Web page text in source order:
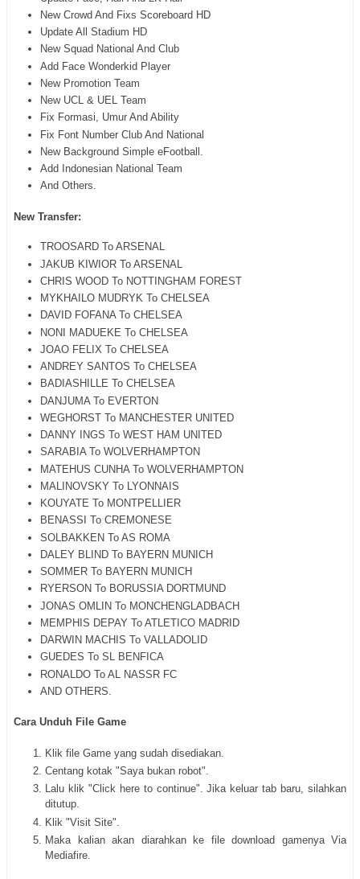
New Crowd And Fixs Scoreboard HD
Update All Stadium HD
New Squad National And Club
Add Face Wonderkid Player
New Promotion Team
New UCL & UEL Team
Fix Formasi, Umur And Ability
Fix Font Number Club And National
New Background Simple eFootball.
Add Indonesian National Team
And Others.
New Transfer:
TROOSARD To ARSENAL
JAKUB KIWIOR To ARSENAL
CHRIS WOOD To NOTTINGHAM FOREST
MYKHAILO MUDRYK To CHELSEA
DAVID FOFANA To CHELSEA
NONI MADUEKE To CHELSEA
JOAO FELIX To CHELSEA
ANDREY SANTOS To CHELSEA
BADIASHILLE To CHELSEA
DANJUMA To EVERTON
WEGHORST To MANCHESTER UNITED
DANNY INGS To WEST HAM UNITED
SARABIA To WOLVERHAMPTON
MATEHUS CUNHA To WOLVERHAMPTON
MALINOVSKY To LYONNAIS
KOUYATE To MONTPELLIER
BENASSI To CREMONESE
SOLBAKKEN To AS ROMA
DALEY BLIND To BAYERN MUNICH
SOMMER To BAYERN MUNICH
RYERSON To BORUSSIA DORTMUND
JONAS OMLIN To MONCHENGLADBACH
MEMPHIS DEPAY To ATLETICO MADRID
DARWIN MACHIS To VALLADOLID
GUEDES To SL BENFICA
RONALDO To AL NASSR FC
AND OTHERS.
Cara Unduh File Game
Klik file Game yang sudah disediakan.
Centang kotak "Saya bukan robot".
Lalu klik "Click here to continue". Jika keluar tab baru, silahkan
ditutup.
Klik "Visit Site".
Maka kalian akan diarahkan ke file download gamenya Via
Mediafire.